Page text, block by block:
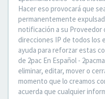
Hacer eso provocará que
permanentemente
notificación a su Proveedor
direcciones IP de todos los
ayuda para reforzar estas
de 2pac En Español -
eliminar, editar, mover o
momento que lo creamos
acuerda que cualquier